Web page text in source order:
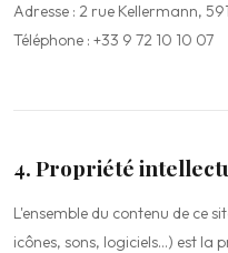
Adresse : 2 rue Kellermann,
Téléphone : +33 9 72 10 10 07
4. Propriété
L'ensemble du contenu de ce
icônes, sons, logiciels…) est la